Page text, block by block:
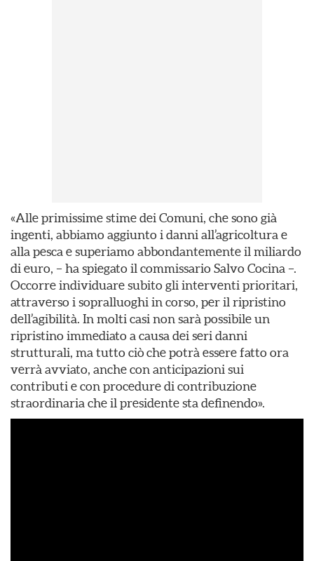
«Alle primissime stime dei Comuni, che sono già
ingenti, abbiamo aggiunto i danni all’agricoltura e
alla pesca e superiamo abbondantemente il miliardo
di euro, – ha spiegato il commissario Salvo Cocina –.
Occorre individuare subito gli interventi prioritari,
attraverso i sopralluoghi in corso, per il ripristino
dell’agibilità. In molti casi non sarà possibile un
ripristino immediato a causa dei seri danni
strutturali, ma tutto ciò che potrà essere fatto ora
verrà avviato, anche con anticipazioni sui
contributi e con procedure di contribuzione
straordinaria che il presidente sta definendo».